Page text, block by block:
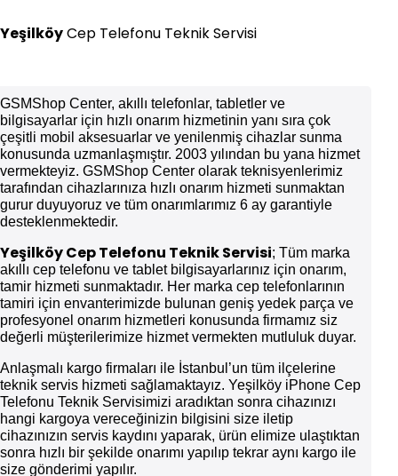
YeşilköyCep Telefonu Teknik Servisi
GSMShop Center, akıllı telefonlar, tabletler ve
bilgisayarlar için hızlı onarım hizmetinin yanı sıra çok
çeşitli mobil aksesuarlar ve yenilenmiş cihazlar sunma
konusunda uzmanlaşmıştır. 2003 yılından bu yana hizmet
vermekteyiz. GSMShop Center olarak teknisyenlerimiz
tarafından cihazlarınıza hızlı onarım hizmeti sunmaktan
gurur duyuyoruz ve tüm onarımlarımız 6 ay garantiyle
desteklenmektedir.
YeşilköyCep Telefonu Teknik Servisi; Tüm marka
akıllı cep telefonu ve tablet bilgisayarlarınız için onarım,
tamir hizmeti sunmaktadır. Her marka cep telefonlarının
tamiri için envanterimizde bulunan geniş yedek parça ve
profesyonel onarım hizmetleri konusunda firmamız siz
değerli müşterilerimize hizmet vermekten mutluluk duyar.
Anlaşmalı kargo firmaları ile İstanbul’un tüm ilçelerine
teknik servis hizmeti sağlamaktayız. Yeşilköy iPhone Cep
Telefonu Teknik Servisimizi aradıktan sonra cihazınızı
hangi kargoya vereceğinizin bilgisini size iletip
cihazınızın servis kaydını yaparak, ürün elimize ulaştıktan
sonra hızlı bir şekilde onarımı yapılıp tekrar aynı kargo ile
size gönderimi yapılır.